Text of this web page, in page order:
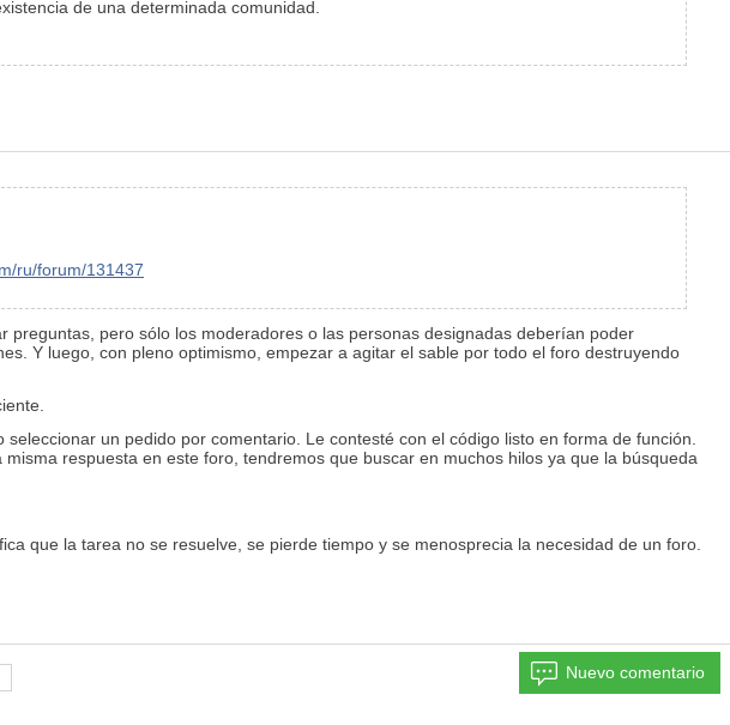
de una determinada comunidad.
ru/forum/131437
pero sólo los moderadores o las personas designadas deberían poder
Y luego, con pleno optimismo, empezar a agitar el sable por todo el foro destruyendo
un pedido por comentario. Le contesté con el código listo en forma de función.
respuesta en este foro, tendremos que buscar en muchos hilos ya que la búsqueda
que la tarea no se resuelve, se pierde tiempo y se menosprecia la necesidad de un foro.
Nuevo comentario